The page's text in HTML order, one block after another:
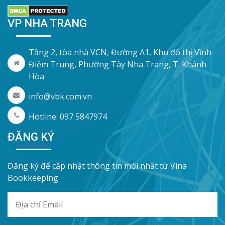
VP NHA TRANG
Tầng 2, tòa nhà VCN, Đường A1, Khu đô thị Vĩnh
Điềm Trung, Phường Tây Nha Trang, T. Khánh
Hòa
info@vbk.com.vn
Hotline: 097 5847974
ĐĂNG KÝ
Đăng ký để cập nhật thông tin mới nhất từ Vina
Bookkeeping